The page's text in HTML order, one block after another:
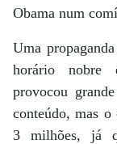
Obama num
Uma
horário nobre
provocou
conteúdo, mas
3 milhões, já